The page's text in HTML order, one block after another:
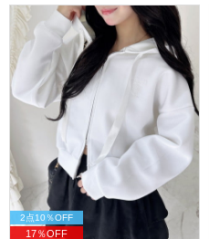
2点10％OFF
17％OFF